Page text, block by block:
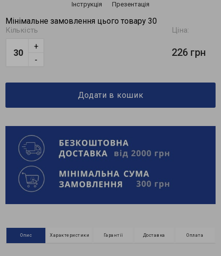
Інструкція Презентація
Мінімальне замовлення цього товару 30
Кількість
-
+
Ціна:
226 грн
Додати в кошик
Опис Характеристики Гарантії Доставка Оплата